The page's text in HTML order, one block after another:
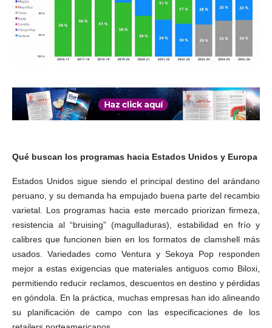
Qué buscan los programas hacia Estados Unidos y Europa
Estados Unidos sigue siendo el principal destino del arándano
peruano, y su demanda ha empujado buena parte del recambio
varietal. Los programas hacia este mercado priorizan firmeza,
resistencia al “bruising” (magulladuras), estabilidad en frío y
calibres que funcionen bien en los formatos de clamshell más
usados. Variedades como Ventura y Sekoya Pop responden
mejor a estas exigencias que materiales antiguos como Biloxi,
permitiendo reducir reclamos, descuentos en destino y pérdidas
en góndola. En la práctica, muchas empresas han ido alineando
su planificación de campo con las especificaciones de los